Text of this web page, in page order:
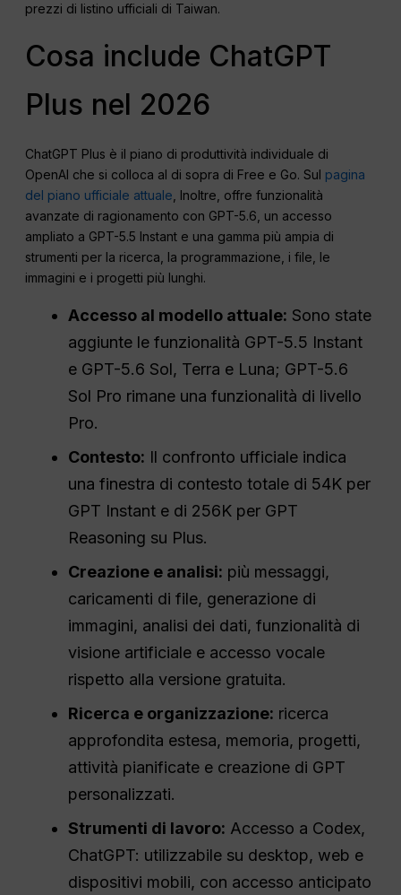
prezzi di listino ufficiali di Taiwan.
Cosa include ChatGPT
Plus nel 2026
ChatGPT Plus è il piano di produttività individuale di
OpenAI che si colloca al di sopra di Free e Go. Sul pagina
del piano ufficiale attuale , Inoltre, offre funzionalità
avanzate di ragionamento con GPT-5.6, un accesso
ampliato a GPT-5.5 Instant e una gamma più ampia di
strumenti per la ricerca, la programmazione, i file, le
immagini e i progetti più lunghi.
Accesso al modello attuale: Sono state
aggiunte le funzionalità GPT-5.5 Instant
e GPT-5.6 Sol, Terra e Luna; GPT-5.6
Sol Pro rimane una funzionalità di livello
Pro.
Contesto: Il confronto ufficiale indica
una finestra di contesto totale di 54K per
GPT Instant e di 256K per GPT
Reasoning su Plus.
Creazione e analisi: più messaggi,
caricamenti di file, generazione di
immagini, analisi dei dati, funzionalità di
visione artificiale e accesso vocale
rispetto alla versione gratuita.
Ricerca e organizzazione: ricerca
approfondita estesa, memoria, progetti,
attività pianificate e creazione di GPT
personalizzati.
Strumenti di lavoro: Accesso a Codex,
ChatGPT: utilizzabile su desktop, web e
dispositivi mobili, con accesso anticipato